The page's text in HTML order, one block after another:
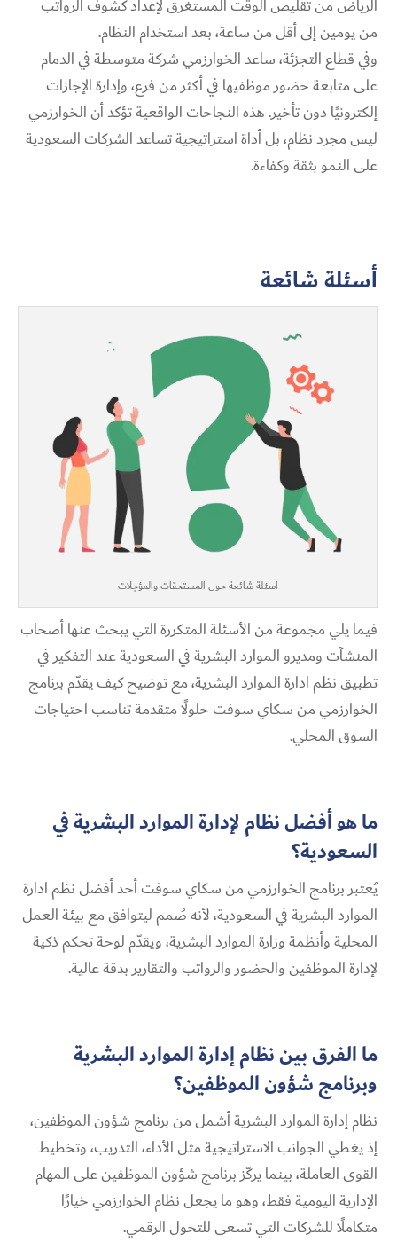
الرياض من تقليص الوقت المستغرق لإعداد كشوف الرواتب
من يومين إلى أقل من ساعة، بعد استخدام النظام.
وفي قطاع التجزئة، ساعد الخوارزمي شركة متوسطة في الدمام
على متابعة حضور موظفيها في أكثر من فرع، وإدارة الإجازات
إلكترونيًا دون تأخير. هذه النجاحات الواقعية تؤكد أن الخوارزمي
ليس مجرد نظام، بل أداة استراتيجية تساعد الشركات السعودية
على النمو بثقة وكفاءة.
أسئلة شائعة
اسئلة شائعة حول المستحقات والمؤجلات
فيما يلي مجموعة من الأسئلة المتكررة التي يبحث عنها أصحاب
المنشآت ومديرو الموارد البشرية في السعودية عند التفكير في
تطبيق نظم ادارة الموارد البشرية، مع توضيح كيف يقدّم برنامج
الخوارزمي من سكاي سوفت حلولًا متقدمة تناسب احتياجات
السوق المحلي.
ما هو أفضل نظام لإدارة الموارد البشرية في
السعودية؟
يُعتبر برنامج الخوارزمي من سكاي سوفت أحد أفضل نظم ادارة
الموارد البشرية في السعودية، لأنه صُمم ليتوافق مع بيئة العمل
المحلية وأنظمة وزارة الموارد البشرية، ويقدّم لوحة تحكم ذكية
لإدارة الموظفين والحضور والرواتب والتقارير بدقة عالية.
ما الفرق بين نظام إدارة الموارد البشرية
وبرنامج شؤون الموظفين؟
نظام إدارة الموارد البشرية أشمل من برنامج شؤون الموظفين،
إذ يغطي الجوانب الاستراتيجية مثل الأداء، التدريب، وتخطيط
القوى العاملة، بينما يركّز برنامج شؤون الموظفين على المهام
الإدارية اليومية فقط، وهو ما يجعل نظام الخوارزمي خيارًا
متكاملًا للشركات التي تسعى للتحول الرقمي.